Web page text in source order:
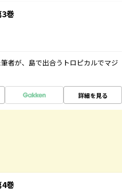
巻
者が、島で出合うトロピカルでマジ
詳細を見る
巻